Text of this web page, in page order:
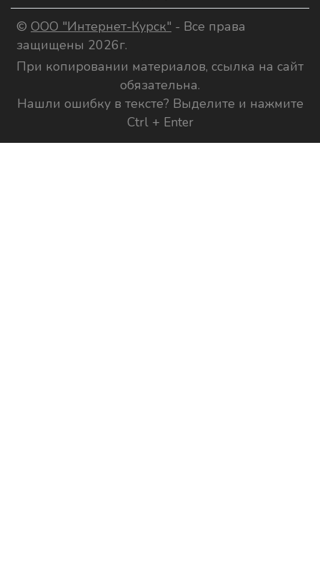
© ООО "Интернет-Курск" - Все права
защищены 2026г.
При копировании материалов, ссылка на сайт
обязательна.
Нашли ошибку в тексте? Выделите и нажмите
Ctrl + Enter